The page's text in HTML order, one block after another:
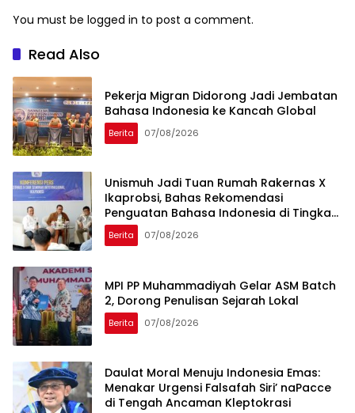
You must be logged in to post a comment.
Read Also
Pekerja Migran Didorong Jadi Jembatan
Bahasa Indonesia ke Kancah Global
Berita 07/08/2026
Unismuh Jadi Tuan Rumah Rakernas X
Ikaprobsi, Bahas Rekomendasi
Penguatan Bahasa Indonesia di Tingkat
Global
Berita 07/08/2026
MPI PP Muhammadiyah Gelar ASM Batch
2, Dorong Penulisan Sejarah Lokal
Berita 07/08/2026
Daulat Moral Menuju Indonesia Emas:
Menakar Urgensi Falsafah Siri’ naPacce
di Tengah Ancaman Kleptokrasi